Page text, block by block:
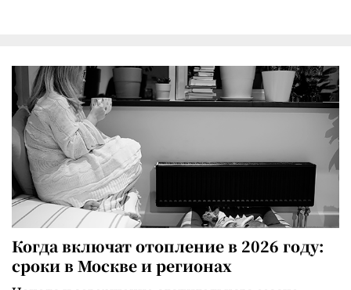
Когда включат отопление в 2026 году:
сроки в Москве и регионах